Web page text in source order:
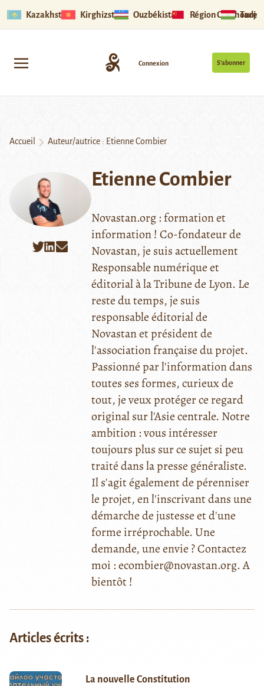
Kazakhstan Kirghizstan Ouzbékistan Région Ouïghoure
S’abonner
Connexion
Accueil Auteur/autrice : Etienne Combier
Etienne Combier
Novastan.org : formation et
information ! Co-fondateur de
Novastan, je suis actuellement
Responsable numérique et
éditorial à la Tribune de Lyon. Le
reste du temps, je suis
responsable éditorial de
Novastan et président de
l'association française du projet.
Passionné par l'information dans
toutes ses formes, curieux de
tout, je veux protéger ce regard
original sur l'Asie centrale. Notre
ambition : vous intéresser
toujours plus sur ce sujet si peu
traité dans la presse généraliste.
Il s'agit également de pérenniser
le projet, en l'inscrivant dans une
démarche de justesse et d'une
forme irréprochable. Une
demande, une envie ? Contactez
moi : ecombier@novastan.org. A
bientôt !
Articles écrits :
La nouvelle Constitution